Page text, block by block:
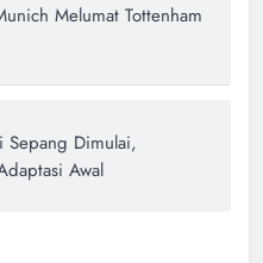
Melumat Tottenham
Sepang Dimulai,
Awal